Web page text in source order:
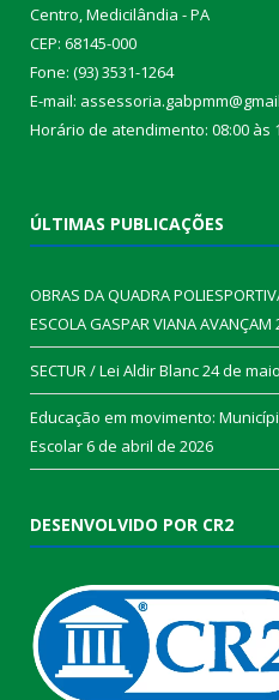
Centro, Medicilândia - PA
CEP: 68145-000
Fone: (93) 3531-1264
E-mail:
Horário de atendimento: 08:00 às
ÚLTIMAS PUBLICAÇÕES
OBRAS DA QUADRA
ESCOLA GASPAR VIANA AVANÇAM
SECTUR / Lei Aldir Blanc24 de
Educação em movimento:
Escolar6 de abril de 2026
DESENVOLVIDO POR CR2